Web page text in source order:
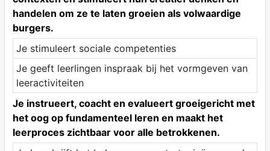
handelen om ze te laten groeien als volwaardige
burgers.
Je stimuleert sociale competenties
Je geeft leerlingen inspraak bij het vormgeven van
leeractiviteiten
Je instrueert, coacht en evalueert groeigericht met
het oog op fundamenteel leren en maakt het
leerproces zichtbaar voor alle betrokkenen.